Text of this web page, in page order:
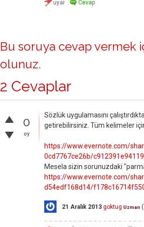
Bu soruya cevap vermek
olunuz.
2 Cevaplar
0
oy
Sözlük uygulamasını
getirebilirsiniz. Tüm kelimeler
https://www.evernote.com/
0cd7767ce26b/
Mesela sizin sorunuzdaki
https://www.evernote.com/
d54edf168d14/
21 Aralık 2013 goktug Uzman (